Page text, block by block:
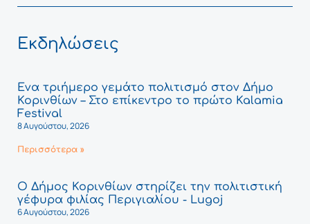
Εκδηλώσεις
Ένα τριήμερο γεμάτο πολιτισμό στον Δήμο
Κορινθίων – Στο επίκεντρο το πρώτο Kalamia
Festival
8 Αυγούστου, 2026
Περισσότερα »
Ο Δήμος Κορινθίων στηρίζει την πολιτιστική
γέφυρα φιλίας Περιγιαλίου - Lugoj
6 Αυγούστου, 2026